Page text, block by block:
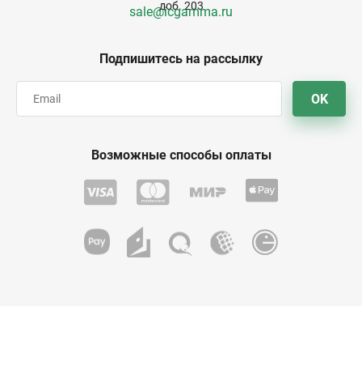
Подпишитесь на рассылку
OK
доб. 203
sale@icgamma.ru
Возможные способы оплаты